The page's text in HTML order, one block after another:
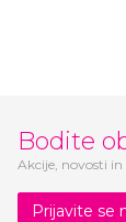
Bodite
Akcije, novosti
Prijavite se